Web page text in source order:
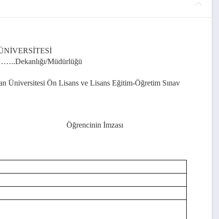
Dekanlığı/Müdürlüğü
Ön Lisans ve Lisans Eğitim-Öğretim Sınav